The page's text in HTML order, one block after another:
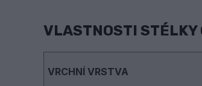
VLASTNOSTI STÉLKY
VRCHNÍ VRSTVA